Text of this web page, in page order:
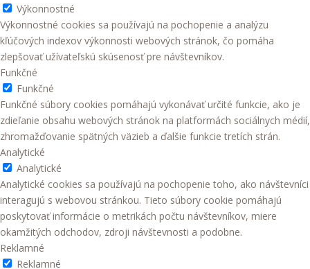
Výkonnostné
Výkonnostné cookies sa používajú na pochopenie a analýzu
kľúčových indexov výkonnosti webových stránok, čo pomáha
zlepšovať užívateľskú skúsenosť pre návštevníkov.
Funkčné
Funkčné
Funkčné súbory cookies pomáhajú vykonávať určité funkcie, ako je
zdieľanie obsahu webových stránok na platformách sociálnych médií,
zhromažďovanie spätných väzieb a ďalšie funkcie tretích strán.
Analytické
Analytické
Analytické cookies sa používajú na pochopenie toho, ako návštevníci
interagujú s webovou stránkou. Tieto súbory cookie pomáhajú
poskytovať informácie o metrikách počtu návštevníkov, miere
okamžitých odchodov, zdroji návštevnosti a podobne.
Reklamné
Reklamné